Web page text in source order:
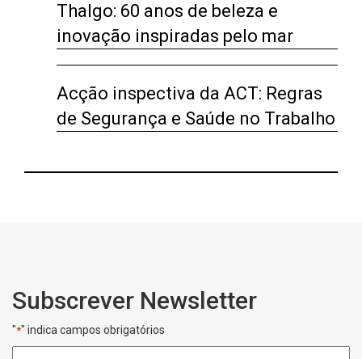
Thalgo: 60 anos de beleza e
inovação inspiradas pelo mar
Acção inspectiva da ACT: Regras
de Segurança e Saúde no Trabalho
Subscrever Newsletter
"*" indica campos obrigatórios